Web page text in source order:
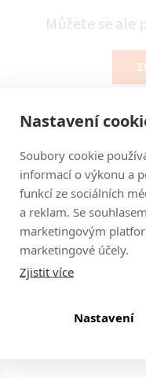
Nastavení
Soubory cookie
informací o výkonu a
funkcí ze sociálních
a reklam. Se
marketingovým
marketingové účely.
Zjistit více
Nastavení
Můžete se ale
naší dopravou
našimi pracovníky
produktech na našem e-